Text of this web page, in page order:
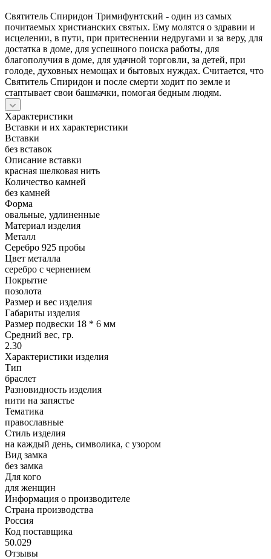
Святитель Спиридон Тримифунтский - один из самых
почитаемых христианских святых. Ему молятся о здравии и
исцелении, в пути, при притеснении недругами и за веру, для
достатка в доме, для успешного поиска работы, для
благополучия в доме, для удачной торговли, за детей, при
голоде, духовных немощах и бытовых нуждах. Считается, что
Святитель Спиридон и после смерти ходит по земле и
стаптывает свои башмачки, помогая бедным людям.
Характеристики
Вставки и их характеристики
Вставки
без вставок
Описание вставки
красная шелковая нить
Количество камней
без камней
Форма
овальные, удлиненные
Материал изделия
Металл
Серебро 925 пробы
Цвет металла
серебро с чернением
Покрытие
позолота
Размер и вес изделия
Габариты изделия
Размер подвески 18 * 6 мм
Средний вес, гр.
2.30
Характеристики изделия
Тип
браслет
Разновидность изделия
нити на запястье
Тематика
православные
Стиль изделия
на каждый день, символика, с узором
Вид замка
без замка
Для кого
для женщин
Информация о производителе
Страна производства
Россия
Код поставщика
50.029
Отзывы